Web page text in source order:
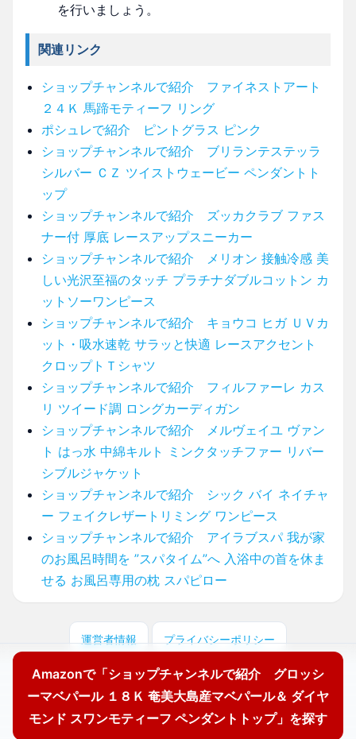
を行いましょう。
関連リンク
ショップチャンネルで紹介 ファイネストアート
２４Ｋ 馬蹄モティーフ リング
ポシュレで紹介 ピントグラス ピンク
ショップチャンネルで紹介 ブリランテステッラ
シルバー ＣＺ ツイストウェービー ペンダントト
ップ
ショップチャンネルで紹介 ズッカクラブ ファス
ナー付 厚底 レースアップスニーカー
ショップチャンネルで紹介 メリオン 接触冷感 美
しい光沢至福のタッチ プラチナダブルコットン カ
ットソーワンピース
ショップチャンネルで紹介 キョウコ ヒガ ＵＶカ
ット・吸水速乾 サラッと快適 レースアクセント
クロップトＴシャツ
ショップチャンネルで紹介 フィルファーレ カス
リ ツイード調 ロングカーディガン
ショップチャンネルで紹介 メルヴェイユ ヴァン
ト はっ水 中綿キルト ミンクタッチファー リバー
シブルジャケット
ショップチャンネルで紹介 シック バイ ネイチャ
ー フェイクレザートリミング ワンピース
ショップチャンネルで紹介 アイラブスパ 我が家
のお風呂時間を ”スパタイム”へ 入浴中の首を休ま
せる お風呂専用の枕 スパピロー
Amazonで「ショップチャンネルで紹介 グロッシ
ーマベパール １８Ｋ 奄美大島産マベパール＆ ダイヤ
モンド スワンモティーフ ペンダントトップ」を探す
運営者情報 プライバシーポリシー
© 2025 どこに売ってる？ここで買えます！